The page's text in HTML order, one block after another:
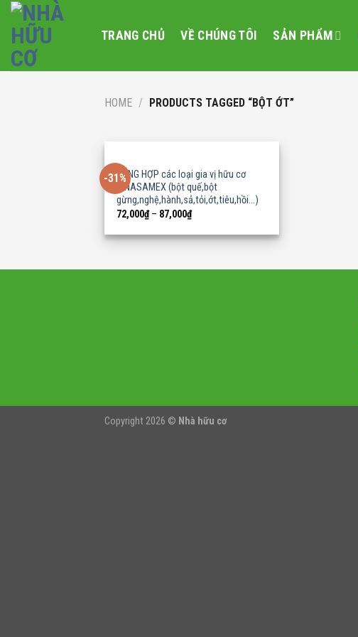
Skip
content
TRANG CHỦ VỀ CHÚNG TÔI SẢN PHẨM
HOME / PRODUCTS TAGGED “BỘT ỚT”
-31%TỔNG HỢP các loại gia vị hữu cơ
VINASAMEX (bột quế,bột
gừng,nghệ,hành,sả,tỏi,ớt,tiêu,hồi…)
72,000₫– 87,000₫
Copyright 2026 © Nhà hữu cơ